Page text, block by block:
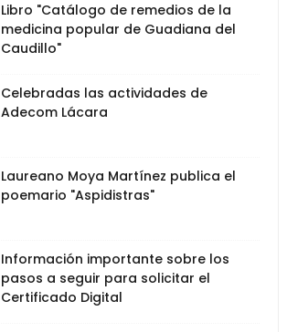
Libro "Catálogo de remedios de la
medicina popular de Guadiana del
Caudillo"
Celebradas las actividades de
Adecom Lácara
Laureano Moya Martínez publica el
poemario "Aspidistras"
Información importante sobre los
pasos a seguir para solicitar el
Certificado Digital